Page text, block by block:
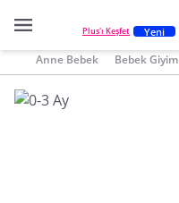
Plus'ı Keşfet Yeni
Anne Bebek Bebek Giyim